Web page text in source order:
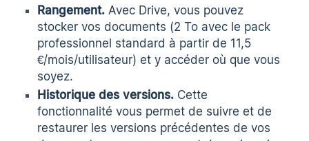
Rangement. Avec Drive, vous pouvez
stocker vos documents (2 To avec le pack
professionnel standard à partir de 11,5
€/mois/utilisateur) et y accéder où que vous
soyez.
Historique des versions. Cette
fonctionnalité vous permet de suivre et de
restaurer les versions précédentes de vos